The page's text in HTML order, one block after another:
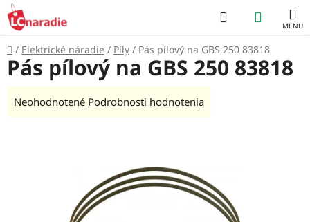
Prejsť
na
obsah
Hľadať
KOŠÍK
Domov
/ Elektrické náradie / Píly / Pás pílový na GBS 250 83818
Pás pílový na GBS 250 83818
Priemerné
Neohodnotené Podrobnosti hodnotenia